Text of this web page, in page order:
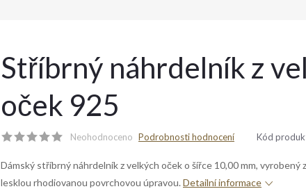
Stříbrný náhrdelník z
oček 925
Neohodnoceno Podrobnosti hodnocení Kód
Dámský stříbrný náhrdelník z velkých oček o šířce 10,00 mm, vyrobený
lesklou rhodiovanou povrchovou úpravou. Detailní informace